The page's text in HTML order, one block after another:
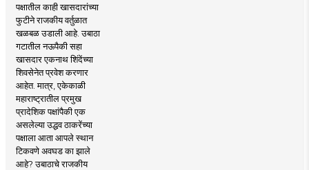
पक्षातील काही खासदारांच्या
फुटीने राजकीय वर्तुळात
खळबळ उडाली आहे. उबाठा
गटातील नऊपैकी सहा
खासदार एकनाथ शिंदेंच्या
शिवसेनेत प्रवेश करणार
आहेत. मात्र, एकेकाळी
महाराष्ट्रातील प्रमुख
प्रादेशिक पक्षांपैकी एक
असलेल्या उद्धव ठाकरेंच्या
पक्षाला आता आपले स्थान
टिकवणे अवघड का झाले
आहे? उबाठाचे राजकीय